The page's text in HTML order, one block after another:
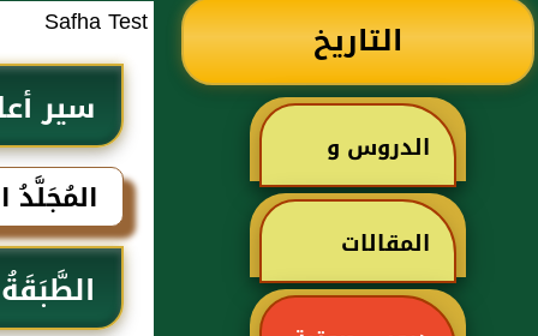
التاريخ
الدروس و
الخطب
المقالات
Safha Test
سير